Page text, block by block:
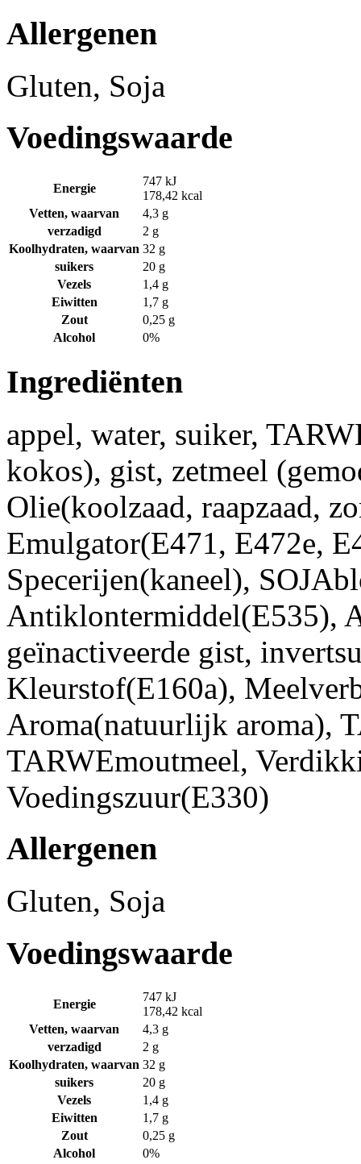
Allergenen
Gluten, Soja
Voedingswaarde
Energie
747 kJ
178,42 kcal
Vetten, waarvan
4,3 g
verzadigd
2 g
Koolhydraten, waarvan 32 g
suikers
20 g
Vezels
1,4 g
Eiwitten
1,7 g
Zout
0,25 g
Alcohol
0%
Ingrediënten
appel, water, suiker,
kokos), gist, zetmeel
Olie(koolzaad, raapzaad,
Emulgator(E471, E472e,
Specerijen(kaneel),
Antiklontermiddel(E535),
geïnactiveerde gist,
Kleurstof(E160a),
Aroma(natuurlijk aroma),
TARWEmoutmeel,
Voedingszuur(E330)
Allergenen
Gluten, Soja
Voedingswaarde
Energie
747 kJ
178,42 kcal
Vetten, waarvan
4,3 g
verzadigd
2 g
Koolhydraten, waarvan 32 g
suikers
20 g
Vezels
1,4 g
Eiwitten
1,7 g
Zout
0,25 g
Alcohol
0%